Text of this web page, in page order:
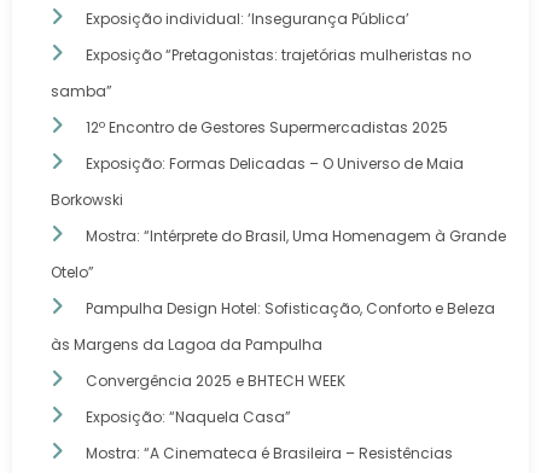
Exposição individual: ‘Insegurança Pública’
Exposição “Pretagonistas: trajetórias mulheristas no
samba”
12º Encontro de Gestores Supermercadistas 2025
Exposição: Formas Delicadas – O Universo de Maia
Borkowski
Mostra: “Intérprete do Brasil, Uma Homenagem à Grande
Otelo”
Pampulha Design Hotel: Sofisticação, Conforto e Beleza
às Margens da Lagoa da Pampulha
Convergência 2025 e BHTECH WEEK
Exposição: “Naquela Casa”
Mostra: “A Cinemateca é Brasileira – Resistências